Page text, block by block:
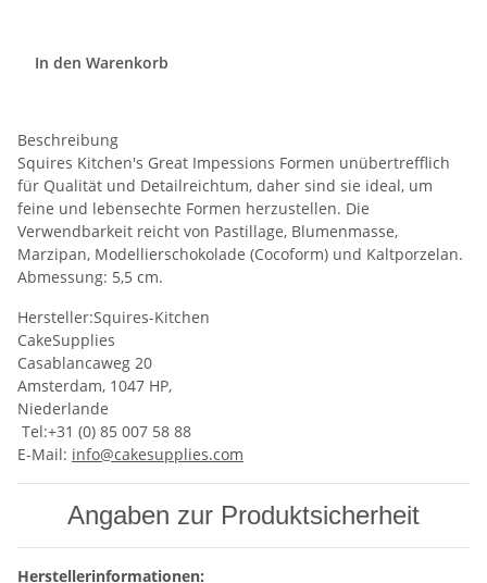
In den Warenkorb
Beschreibung
Squires Kitchen's Great Impessions Formen unübertrefflich
für Qualität und Detailreichtum, daher sind sie ideal, um
feine und lebensechte Formen herzustellen. Die
Verwendbarkeit reicht von Pastillage, Blumenmasse,
Marzipan, Modellierschokolade (Cocoform) und Kaltporzelan.
Abmessung: 5,5 cm.
Hersteller:Squires-Kitchen
CakeSupplies
Casablancaweg 20
Amsterdam, 1047 HP,
Niederlande
Tel:+31 (0) 85 007 58 88
E-Mail: info@cakesupplies.com
Angaben zur Produktsicherheit
Herstellerinformationen: